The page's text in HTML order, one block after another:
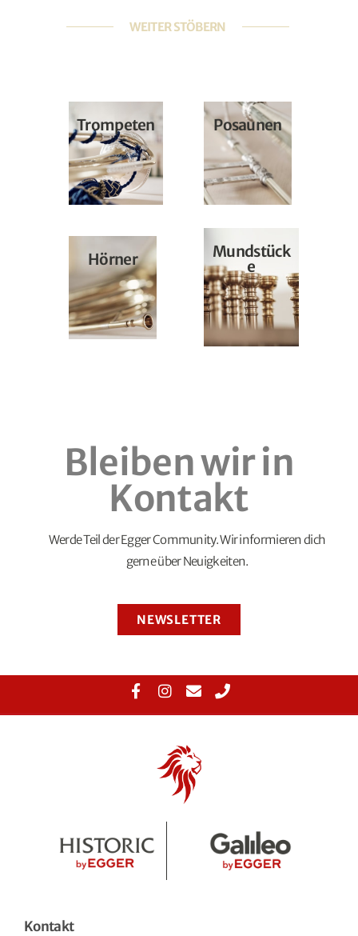
WEITER STÖBERN
Trompeten Posaunen
Hörner Mundstück
e
Bleiben wir in
Kontakt
Werde Teil der Egger Community. Wir informieren dich
gerne über Neuigkeiten.
NEWSLETTER
Kontakt